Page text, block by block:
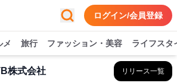
ログイン/会員登録
メ 旅行 ファッション・美容 ライフスタ
株式会社 リリース一覧